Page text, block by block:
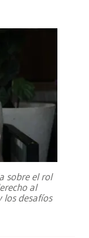
sobre el rol
al
los desafíos